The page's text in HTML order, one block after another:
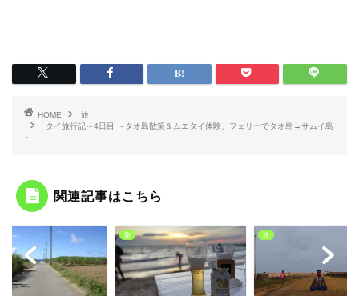
HOME
旅
タイ旅行記～4日目 ～タオ島散策＆ムエタイ体験、フェリーでタオ島→サムイ島
～
関連記事はこちら
旅 旅